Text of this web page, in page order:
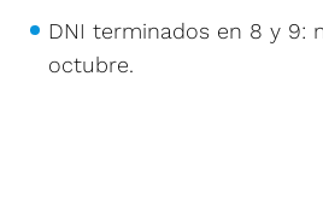
DNI terminados en 8 y 9:
octubre.